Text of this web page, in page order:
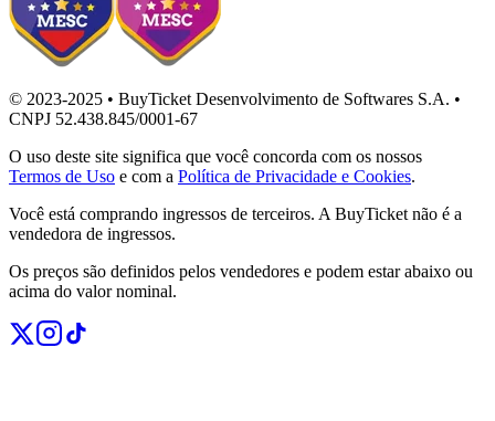
© 2023-2025 • BuyTicket Desenvolvimento de Softwares S.A. •
CNPJ 52.438.845/0001-67
O uso deste site significa que você concorda com os nossos
Termos de Uso e com a Política de Privacidade e Cookies.
Você está comprando ingressos de terceiros. A BuyTicket não é a
vendedora de ingressos.
Os preços são definidos pelos vendedores e podem estar abaixo ou
acima do valor nominal.